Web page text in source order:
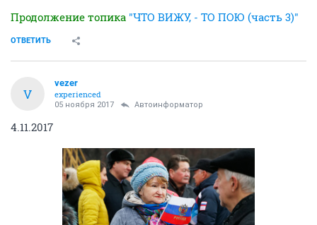
Продолжение топика "ЧТО ВИЖУ, - ТО ПОЮ (часть 3)"
ОТВЕТИТЬ
V
vezer
experienced
05 ноября 2017 Автоинформатор
4.11.2017